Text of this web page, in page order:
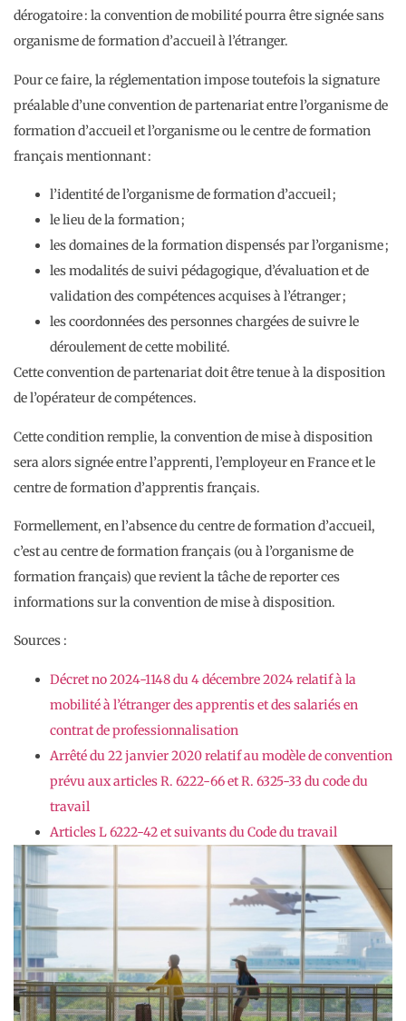
dérogatoire : la convention de mobilité pourra être signée sans
organisme de formation d’accueil à l’étranger.
Pour ce faire, la réglementation impose toutefois la signature
préalable d’une convention de partenariat entre l’organisme de
formation d’accueil et l’organisme ou le centre de formation
français mentionnant :
l’identité de l’organisme de formation d’accueil ;
le lieu de la formation ;
les domaines de la formation dispensés par l’organisme ;
les modalités de suivi pédagogique, d’évaluation et de
validation des compétences acquises à l’étranger ;
les coordonnées des personnes chargées de suivre le
déroulement de cette mobilité.
Cette convention de partenariat doit être tenue à la disposition
de l’opérateur de compétences.
Cette condition remplie, la convention de mise à disposition
sera alors signée entre l’apprenti, l’employeur en France et le
centre de formation d’apprentis français.
Formellement, en l’absence du centre de formation d’accueil,
c’est au centre de formation français (ou à l’organisme de
formation français) que revient la tâche de reporter ces
informations sur la convention de mise à disposition.
Sources :
Décret no 2024-1148 du 4 décembre 2024 relatif à la
mobilité à l’étranger des apprentis et des salariés en
contrat de professionnalisation
Arrêté du 22 janvier 2020 relatif au modèle de convention
prévu aux articles R. 6222-66 et R. 6325-33 du code du
travail
Articles L 6222-42 et suivants du Code du travail